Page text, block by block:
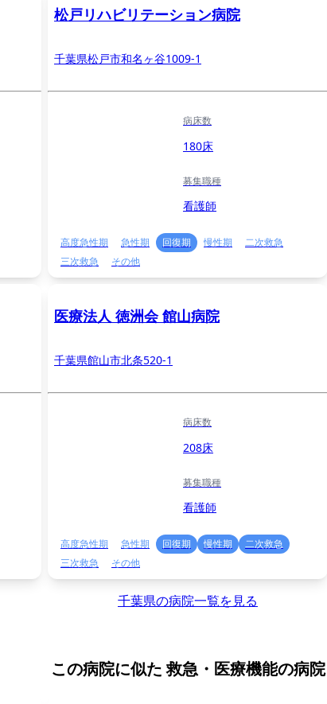
松戸リハビリテーション病院
千葉県松戸市和名ヶ谷1009-1
病床数
180床
募集職種
看護師
高度急性期 急性期 回復期 慢性期
二次救急
三次救急
その他
医療法人 徳洲会 館山病院
千葉県館山市北条520-1
病床数
208床
募集職種
看護師
高度急性期 急性期 回復期 慢性期
二次救急
三次救急
その他
千葉県の病院一覧を見る
この病院に似た 救急・医療機能の病院